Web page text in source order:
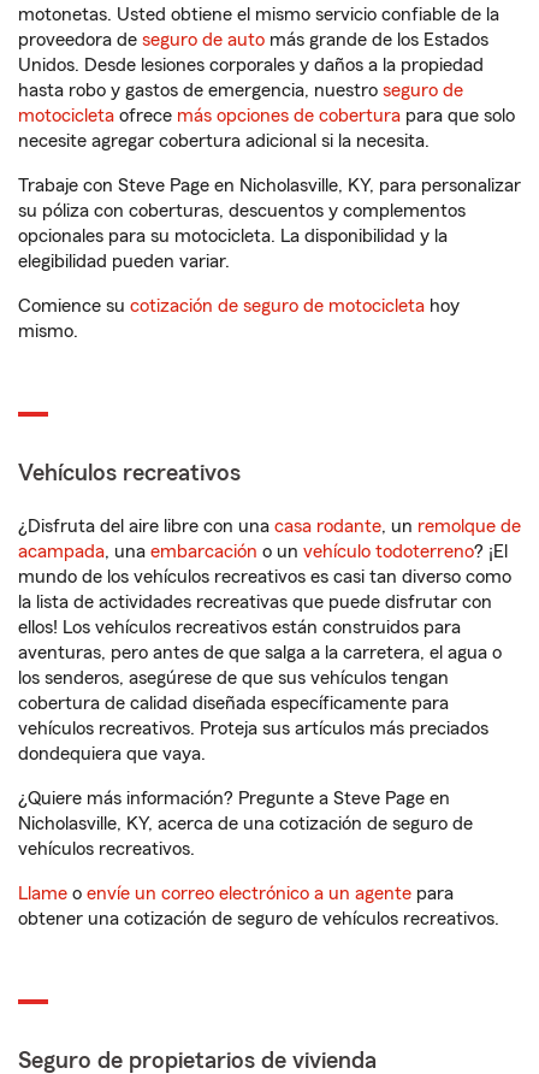
motonetas. Usted obtiene el mismo servicio confiable de la
proveedora de seguro de auto más grande de los Estados
Unidos. Desde lesiones corporales y daños a la propiedad
hasta robo y gastos de emergencia, nuestro seguro de
motocicleta ofrece más opciones de cobertura para que solo
necesite agregar cobertura adicional si la necesita.
Trabaje con Steve Page en Nicholasville, KY, para personalizar
su póliza con coberturas, descuentos y complementos
opcionales para su motocicleta. La disponibilidad y la
elegibilidad pueden variar.
Comience su cotización de seguro de motocicleta hoy
mismo.
Vehículos recreativos
¿Disfruta del aire libre con una casa rodante, un remolque de
acampada, una embarcación o un vehículo todoterreno? ¡El
mundo de los vehículos recreativos es casi tan diverso como
la lista de actividades recreativas que puede disfrutar con
ellos! Los vehículos recreativos están construidos para
aventuras, pero antes de que salga a la carretera, el agua o
los senderos, asegúrese de que sus vehículos tengan
cobertura de calidad diseñada específicamente para
vehículos recreativos. Proteja sus artículos más preciados
dondequiera que vaya.
¿Quiere más información? Pregunte a Steve Page en
Nicholasville, KY, acerca de una cotización de seguro de
vehículos recreativos.
Llame o envíe un correo electrónico a un agente para
obtener una cotización de seguro de vehículos recreativos.
Seguro de propietarios de vivienda